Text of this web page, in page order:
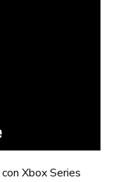
Xbox Series